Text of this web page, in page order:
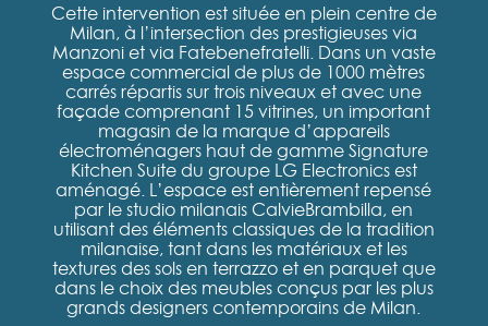
Cette intervention est située en plein centre de
Milan, à l’intersection des prestigieuses via
Manzoni et via Fatebenefratelli. Dans un vaste
espace commercial de plus de 1000 mètres
carrés répartis sur trois niveaux et avec une
façade comprenant 15 vitrines, un important
magasin de la marque d’appareils
électroménagers haut de gamme Signature
Kitchen Suite du groupe LG Electronics est
aménagé. L’espace est entièrement repensé
par le studio milanais CalvieBrambilla, en
utilisant des éléments classiques de la tradition
milanaise, tant dans les matériaux et les
textures des sols en terrazzo et en parquet que
dans le choix des meubles conçus par les plus
grands designers contemporains de Milan.